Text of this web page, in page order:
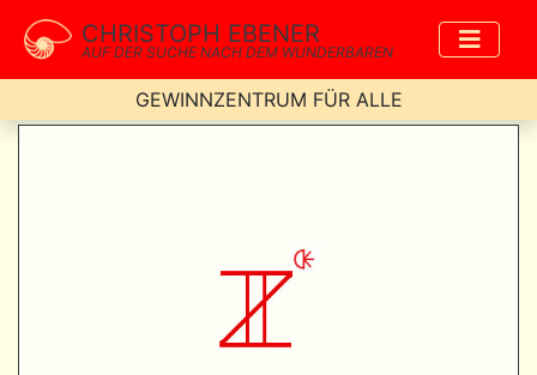
CHRISTOPH EBENER
AUF DER SUCHE NACH DEM WUNDERBAREN
GEWINNZENTRUM FÜR ALLE